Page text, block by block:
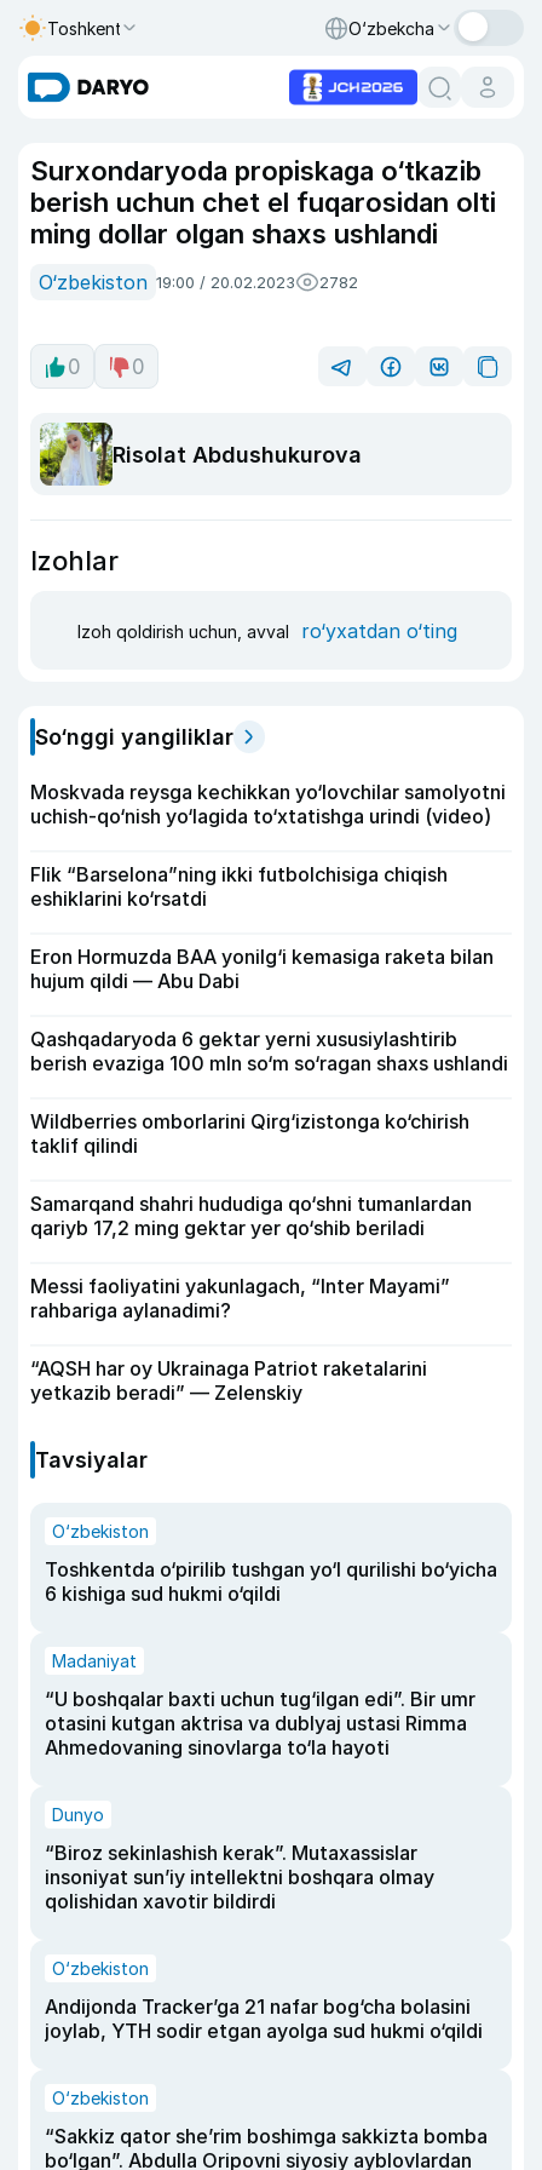
Toshkent O‘zbekcha
Surxondaryoda propiskaga o‘tkazib
berish uchun chet el fuqarosidan olti
ming dollar olgan shaxs ushlandi
O‘zbekiston 19:00 / 20.02.2023 2782
0 0
Risolat Abdushukurova
Izohlar
Izoh qoldirish uchun, avval ro‘yxatdan o‘ting
So‘nggi yangiliklar
Moskvada reysga kechikkan yo‘lovchilar samolyotni
uchish-qo‘nish yo‘lagida to‘xtatishga urindi (video)
Flik “Barselona”ning ikki futbolchisiga chiqish
eshiklarini ko‘rsatdi
Eron Hormuzda BAA yonilg‘i kemasiga raketa bilan
hujum qildi — Abu Dabi
Qashqadaryoda 6 gektar yerni xususiylashtirib
berish evaziga 100 mln so‘m so‘ragan shaxs ushlandi
Wildberries omborlarini Qirg‘izistonga ko‘chirish
taklif qilindi
Samarqand shahri hududiga qo‘shni tumanlardan
qariyb 17,2 ming gektar yer qo‘shib beriladi
Messi faoliyatini yakunlagach, “Inter Mayami”
rahbariga aylanadimi?
“AQSH har oy Ukrainaga Patriot raketalarini
yetkazib beradi” — Zelenskiy
Tavsiyalar
O‘zbekiston
Toshkentda o‘pirilib tushgan yo‘l qurilishi bo‘yicha
6 kishiga sud hukmi o‘qildi
Madaniyat
“U boshqalar baxti uchun tug‘ilgan edi”. Bir umr
otasini kutgan aktrisa va dublyaj ustasi Rimma
Ahmedovaning sinovlarga to‘la hayoti
Dunyo
“Biroz sekinlashish kerak”. Mutaxassislar
insoniyat sun’iy intellektni boshqara olmay
qolishidan xavotir bildirdi
O‘zbekiston
Andijonda Tracker’ga 21 nafar bog‘cha bolasini
joylab, YTH sodir etgan ayolga sud hukmi o‘qildi
O‘zbekiston
“Sakkiz qator she’rim boshimga sakkizta bomba
bo‘lgan”. Abdulla Oripovni siyosiy ayblovlardan